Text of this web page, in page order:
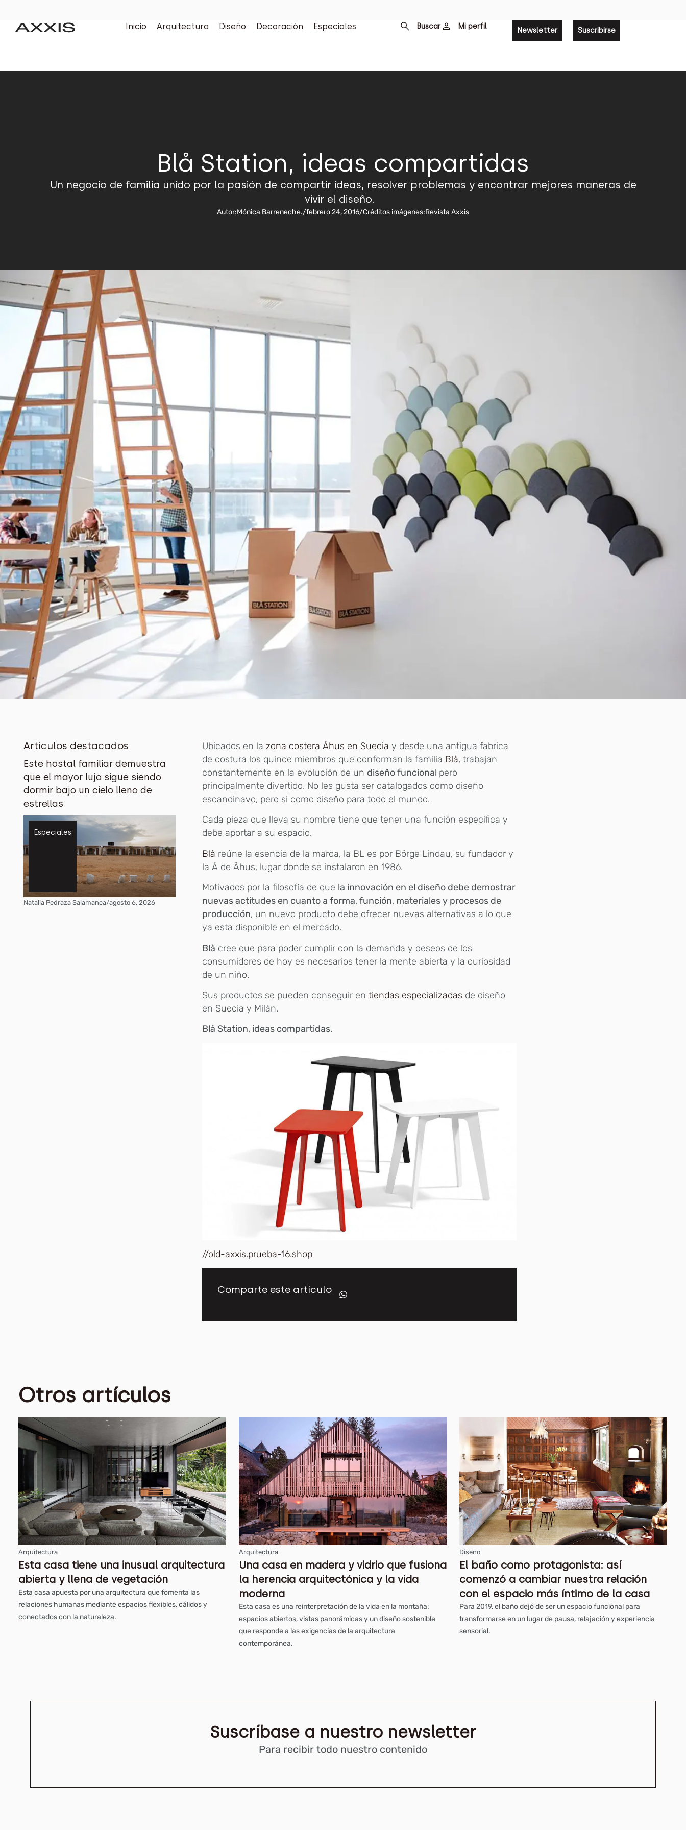
Inicio Arquitectura Diseño Decoración Especiales Buscar Mi perfil Newsletter Suscribirse
Blå Station, ideas compartidas
Un negocio de familia unido por la pasión de compartir ideas, resolver problemas y encontrar mejores maneras de
vivir el diseño.
Autor:Mónica Barreneche./febrero 24, 2016/Créditos imágenes:Revista Axxis
Artículos destacados
Este hostal familiar demuestra
que el mayor lujo sigue siendo
dormir bajo un cielo lleno de
estrellas
Especiales
Natalia Pedraza Salamanca/agosto 6, 2026
Ubicados en lazona costera Åhus en Suecia y desde una antigua fabrica
de costura los quince miembros que conforman la familia Blå, trabajan
constantemente en la evolución de un diseño funcional pero
principalmente divertido. No les gusta ser catalogados como diseño
escandinavo, pero si como diseño para todo el mundo.
Cada pieza que lleva su nombre tiene que tener una función especifica y
debe aportar a su espacio.
Blå reúne la esencia de la marca, la BL es por Börge Lindau, su fundador y
la Å de Åhus, lugar donde se instalaron en 1986.
Motivados por la filosofía de que la innovación en el diseño debe demostrar
nuevas actitudes en cuanto a forma, función, materiales y procesos de
producción, un nuevo producto debe ofrecer nuevas alternativas a lo que
ya esta disponible en el mercado.
Blå cree que para poder cumplir con la demanda y deseos de los
consumidores de hoy es necesarios tener la mente abierta y la curiosidad
de un niño.
Sus productos se pueden conseguir entiendas especializadas de diseño
en Suecia y Milán.
Blå Station, ideas compartidas.
//old-axxis.prueba-16.shop
Comparte este artículo
Otros artículos
Arquitectura
Esta casa tiene una inusual arquitectura
abierta y llena de vegetación
Esta casa apuesta por una arquitectura que fomenta las
relaciones humanas mediante espacios flexibles, cálidos y
conectados con la naturaleza.
Arquitectura
Una casa en madera y vidrio que fusiona
la herencia arquitectónica y la vida
moderna
Esta casa es una reinterpretación de la vida en la montaña:
espacios abiertos, vistas panorámicas y un diseño sostenible
que responde a las exigencias de la arquitectura
contemporánea.
Diseño
El baño como protagonista: así
comenzó a cambiar nuestra relación
con el espacio más íntimo de la casa
Para 2019, el baño dejó de ser un espacio funcional para
transformarse en un lugar de pausa, relajación y experiencia
sensorial.
Suscríbase a nuestro newsletter
Para recibir todo nuestro contenido